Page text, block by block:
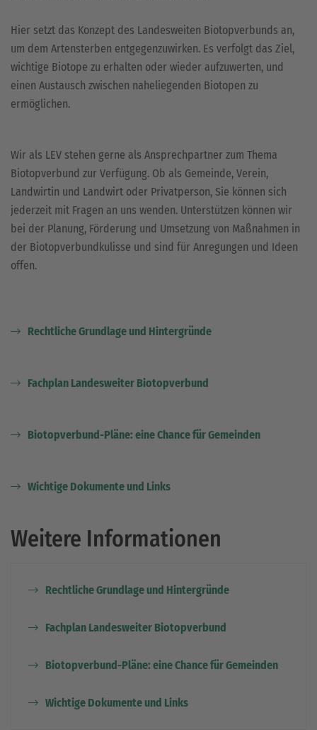
Hier setzt das Konzept des Landesweiten Biotopverbunds an,
um dem Artensterben entgegenzuwirken. Es verfolgt das Ziel,
wichtige Biotope zu erhalten oder wieder aufzuwerten, und
einen Austausch zwischen naheliegenden Biotopen zu
ermöglichen.
Wir als LEV stehen gerne als Ansprechpartner zum Thema
Biotopverbund zur Verfügung. Ob als Gemeinde, Verein,
Landwirtin und Landwirt oder Privatperson, Sie können sich
jederzeit mit Fragen an uns wenden. Unterstützen können wir
bei der Planung, Förderung und Umsetzung von Maßnahmen in
der Biotopverbundkulisse und sind für Anregungen und Ideen
offen.
Rechtliche Grundlage und Hintergründe
Fachplan Landesweiter Biotopverbund
Biotopverbund-Pläne: eine Chance für Gemeinden
Wichtige Dokumente und Links
Weitere Informationen
Rechtliche Grundlage und Hintergründe
Fachplan Landesweiter Biotopverbund
Biotopverbund-Pläne: eine Chance für Gemeinden
Wichtige Dokumente und Links